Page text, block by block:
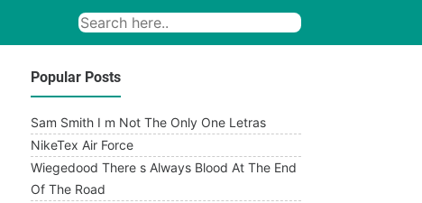
Popular Posts
Sam Smith I m Not The Only One Letras
NikeTex Air Force
Wiegedood There s Always Blood At The End
Of The Road